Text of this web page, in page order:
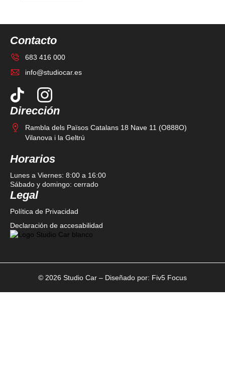
Contacto
683 416 000
info@studiocar.es
Dirección
Rambla dels Països Catalans 18 Nave 11 (O888O)
Vilanova i la Geltrú
Horarios
Lunes a Viernes: 8:00 a 16:00
Sábado y domingo: cerrado
Legal
Política de Privacidad
Declaración de accesabilidad
© 2026 Studio Car – Diseñado por: Fiv5 Focus